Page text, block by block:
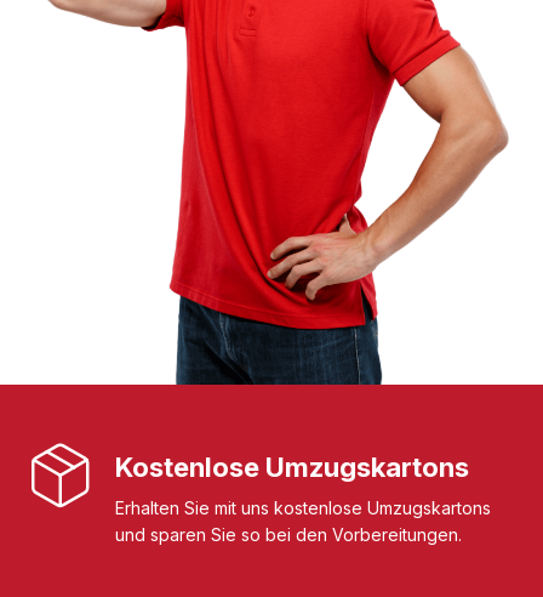
Kostenlose Umzugskartons
Erhalten Sie mit uns kostenlose Umzugskartons
und sparen Sie so bei den Vorbereitungen.